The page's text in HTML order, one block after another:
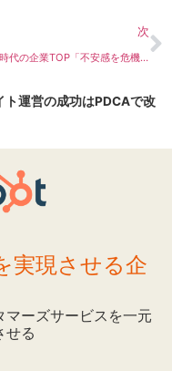
次
変化の時代の企業TOP「不安感を危機感に変える」
運営の成功はPDCAで改
実現させる企
ーズサービスを一元
せる